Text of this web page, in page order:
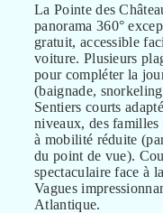
La Pointe des
panorama 360°
gratuit, accessible
voiture. Plusieurs
pour compléter la
(baignade,
Sentiers courts
niveaux, des familles
à mobilité réduite
du point de vue).
spectaculaire face à
Vagues
Atlantique.